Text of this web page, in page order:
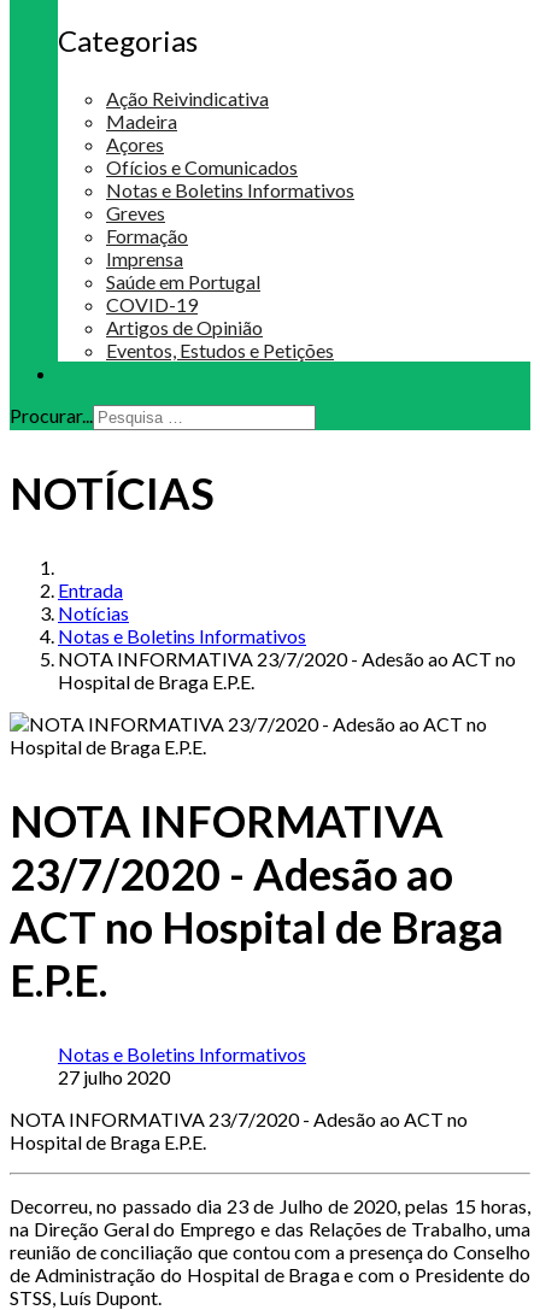
Categorias
Ação Reivindicativa
Madeira
Açores
Ofícios e Comunicados
Notas e Boletins Informativos
Greves
Formação
Imprensa
Saúde em Portugal
COVID-19
Artigos de Opinião
Eventos, Estudos e Petições
Procurar...
NOTÍCIAS
Entrada
Notícias
Notas e Boletins Informativos
NOTA INFORMATIVA 23/7/2020 - Adesão ao ACT no
Hospital de Braga E.P.E.
NOTA INFORMATIVA
23/7/2020 - Adesão ao
ACT no Hospital de Braga
E.P.E.
Notas e Boletins Informativos
27 julho 2020
NOTA INFORMATIVA 23/7/2020 - Adesão ao ACT no
Hospital de Braga E.P.E.
Decorreu, no passado dia 23 de Julho de 2020, pelas 15 horas,
na Direção Geral do Emprego e das Relações de Trabalho, uma
reunião de conciliação que contou com a presença do Conselho
de Administração do Hospital de Braga e com o Presidente do
STSS, Luís Dupont.